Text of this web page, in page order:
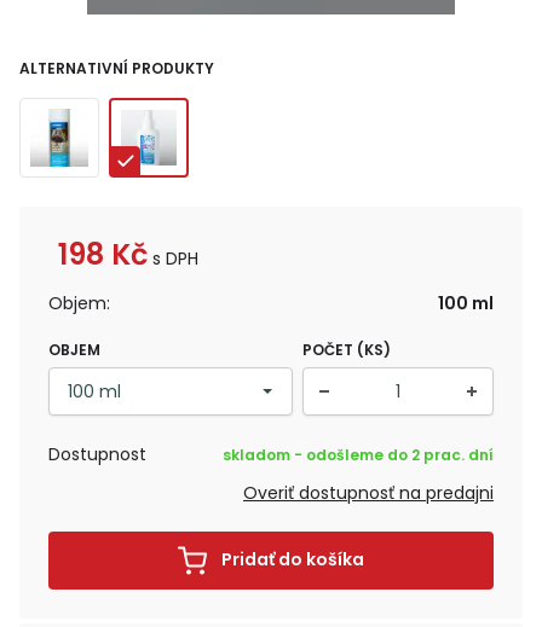
ALTERNATIVNÍ PRODUKTY
198 Kč s DPH
Objem:
100 ml
OBJEM POČET (KS)
Dostupnost skladom - odošleme do 2 prac. dní
Overiť dostupnosť na predajni
Pridať do košíka